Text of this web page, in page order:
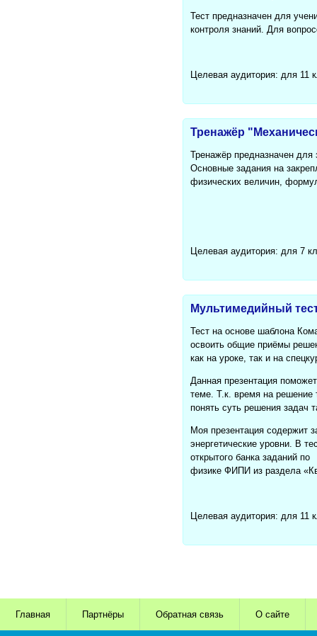
Тест предназначен для
контроля знаний. Для
Целевая аудитория: для 11
Тренажёр
Тренажёр предназначен для
Основные задания на
физических величин,
Целевая аудитория: для 7
Мультимедийный
Тест на основе шаблона
освоить общие приёмы
как на уроке, так и на
Данная презентация
теме. Т.к. время на решение
понять суть решения задач
Моя презентация содержит
энергетические уровни. В
открытого банка заданий по
физике ФИПИ из раздела
Целевая аудитория: для 11
Главная Партнёры Обратная связь О сайте